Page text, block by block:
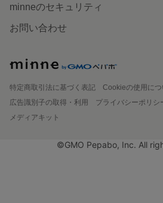
minneのセキュリティ
お問い合わせ
特定商取引法に基づく表記
Cookieの使用につ
広告識別子の取得・利用
プライバシーポリシ
メディアキット
©GMO Pepabo, Inc. All